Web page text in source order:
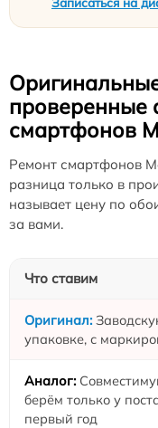
проверенные
смартфонов
Ремонт смартфонов
разница только в
называет цену по
за вами.
Что ставим
упаковке, с
берём только у
первый год